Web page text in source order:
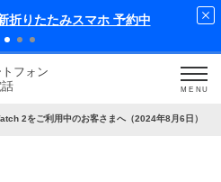
りたたみスマホ 予約中
フォン
MENU
2をご利用中のお客さまへ（2024年8月6日）